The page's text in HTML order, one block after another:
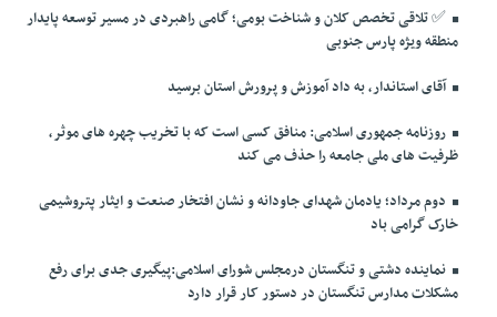
✅️ تلاقی تخصص کلان و شناخت بومی؛ گامی راهبردی در مسیر توسعه پایدار
منطقه ویژه پارس جنوبی
آقای استاندار، به داد آموزش و پرورش استان برسید
روزنامه جمهوری اسلامی: منافق کسی است که با تخریب چهره های موثر،
ظرفیت های ملی جامعه را حذف می کند
دوم مرداد؛ یادمان شهدای جاودانه و نشان افتخار صنعت و ایثار پتروشیمی
خارک گرامی باد
نماینده دشتی و تنگستان درمجلس شورای اسلامی:پیگیری جدی برای رفع
مشکلات مدارس تنگستان در دستور کار قرار دارد